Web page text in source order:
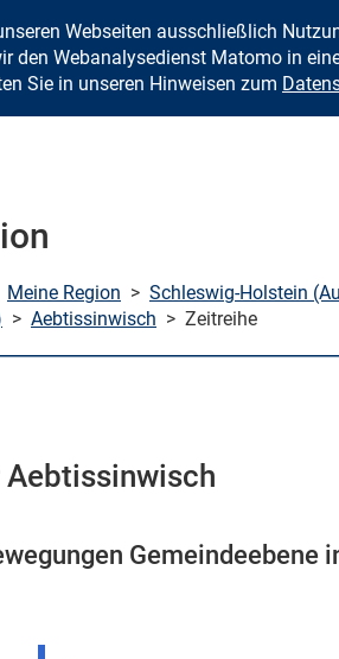
Zum Inhalt
Webseiten ausschließlich
den Webanalysedienst Matomo in
Sie in unseren Hinweisen zum
Meine Region > Schleswig-Holstein
> Aebtissinwisch > Zeitreihe
Gemeindeebene